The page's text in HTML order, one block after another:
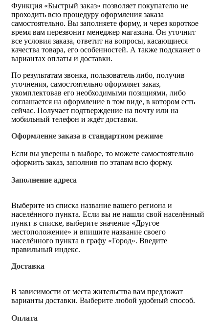
Функция «Быстрый заказ» позволяет покупателю не
проходить всю процедуру оформления заказа
самостоятельно. Вы заполняете форму, и через короткое
время вам перезвонит менеджер магазина. Он уточнит
все условия заказа, ответит на вопросы, касающиеся
качества товара, его особенностей. А также подскажет о
вариантах оплаты и доставки.
По результатам звонка, пользователь либо, получив
уточнения, самостоятельно оформляет заказ,
укомплектовав его необходимыми позициями, либо
соглашается на оформление в том виде, в котором есть
сейчас. Получает подтверждение на почту или на
мобильный телефон и ждёт доставки.
Оформление заказа в стандартном режиме
Если вы уверены в выборе, то можете самостоятельно
оформить заказ, заполнив по этапам всю форму.
Заполнение адреса
Выберите из списка название вашего региона и
населённого пункта. Если вы не нашли свой населённый
пункт в списке, выберите значение «Другое
местоположение» и впишите название своего
населённого пункта в графу «Город». Введите
правильный индекс.
Доставка
В зависимости от места жительства вам предложат
варианты доставки. Выберите любой удобный способ.
Оплата